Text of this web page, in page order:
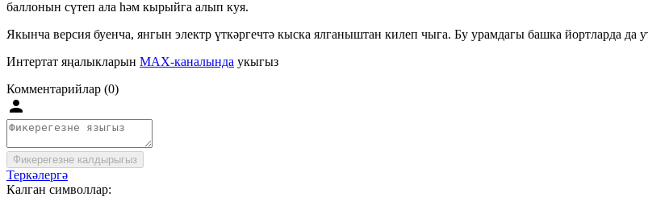
баллонын сүтеп ала һәм кырыйга алып куя.
Якынча версия буенча, янгын электр үткәргечтә кыска ялганыштан килеп чыга. Бу урамдагы башка йортларда да
Интертат яңалыкларын MAX-каналында укыгыз
Комментарийлар (0)
Фикерегезне калдырыгыз
Теркәлергә
Калган символлар: